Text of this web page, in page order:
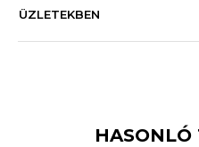
ÜZLETEKBEN
HASONLÓ